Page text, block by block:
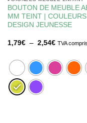
BOUTON DE MEUBLE
MM TEINT | COULEURS
DESIGN JEUNESSE
1,79€ – 2,54€Plage
1,79€
2,54€
TVA